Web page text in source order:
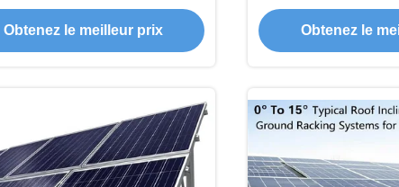
de vent jusqu'à 80 m/s
pour une résistance
au vent et une installation
Obtenez le meilleur prix
Framed or
Obtenez le